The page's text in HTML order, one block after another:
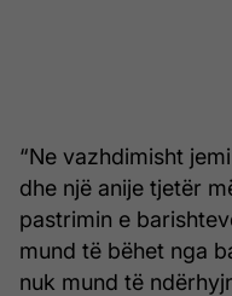
“Ne vazhdimisht
dhe një anije tjetër
pastrimin e
mund të bëhet nga
nuk mund të